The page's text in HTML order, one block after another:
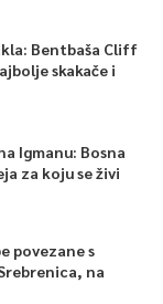
Bentbaša Cliff
skakače i
Igmanu: Bosna
za koju se živi
povezane s
na